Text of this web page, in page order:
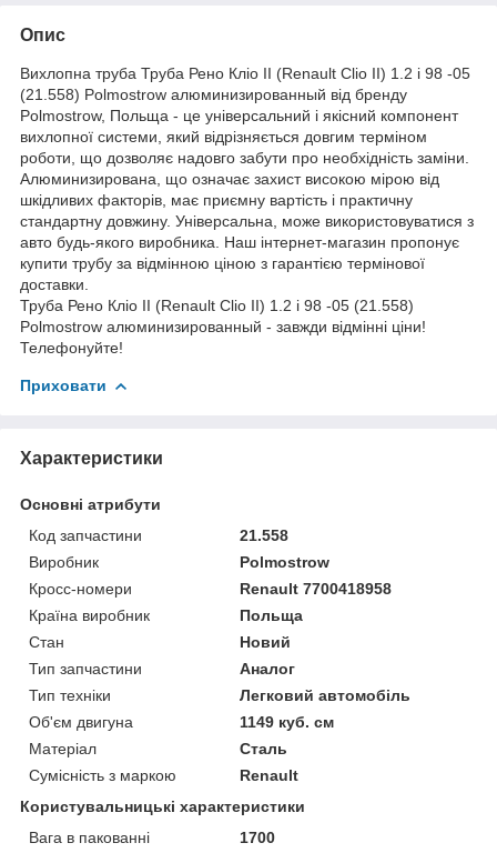
Опис
Вихлопна труба Труба Рено Кліо II (Renault Clio II) 1.2 i 98 -05
(21.558) Polmostrow алюминизированный від бренду
Polmostrow, Польща - це універсальний і якісний компонент
вихлопної системи, який відрізняється довгим терміном
роботи, що дозволяє надовго забути про необхідність заміни.
Алюминизирована, що означає захист високою мірою від
шкідливих факторів, має приємну вартість і практичну
стандартну довжину. Універсальна, може використовуватися з
авто будь-якого виробника. Наш інтернет-магазин пропонує
купити трубу за відмінною ціною з гарантією термінової
доставки.
Труба Рено Кліо II (Renault Clio II) 1.2 i 98 -05 (21.558)
Polmostrow алюминизированный - завжди відмінні ціни!
Телефонуйте!
Приховати
Характеристики
Основні атрибути
Код запчастини
21.558
Виробник
Polmostrow
Кросс-номери
Renault 7700418958
Країна виробник
Польща
Стан
Новий
Тип запчастини
Аналог
Тип техніки
Легковий автомобіль
Об'єм двигуна
1149 куб. см
Матеріал
Сталь
Сумісність з маркою
Renault
Користувальницькі характеристики
Вага в пакованні
1700